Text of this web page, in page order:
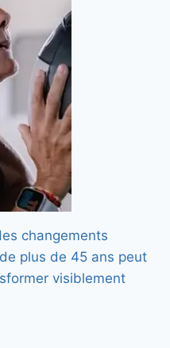
changements
plus de 45 ans peut
visiblement